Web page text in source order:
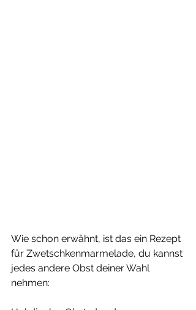
Wie schon erwähnt, ist das ein Rezept
für Zwetschkenmarmelade, du kannst
jedes andere Obst deiner Wahl
nehmen: